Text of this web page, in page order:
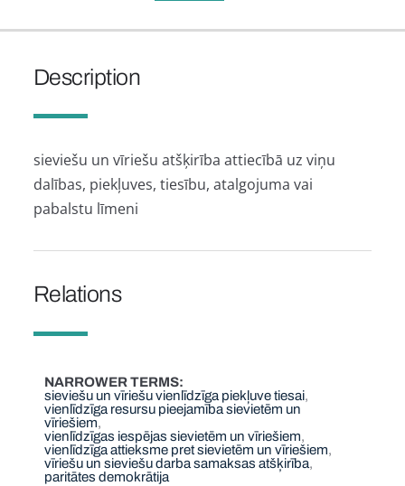
Description
sieviešu un vīriešu atšķirība attiecībā uz viņu
dalības, piekļuves, tiesību, atalgojuma vai
pabalstu līmeni
Relations
NARROWER TERMS
sieviešu un vīriešu vienlīdzīga piekļuve tiesai
vienlīdzīga resursu pieejamība sievietēm un
vīriešiem
vienlīdzīgas iespējas sievietēm un vīriešiem
vienlīdzīga attieksme pret sievietēm un vīriešiem
vīriešu un sieviešu darba samaksas atšķirība
paritātes demokrātija